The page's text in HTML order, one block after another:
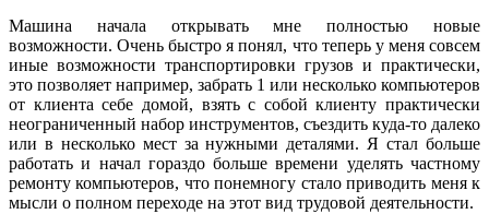
Машина начала открывать мне полностью новые
возможности. Очень быстро я понял, что теперь у меня совсем
иные возможности транспортировки грузов и практически,
это позволяет например, забрать 1 или несколько компьютеров
от клиента себе домой, взять с собой клиенту практически
неограниченный набор инструментов, съездить куда-то далеко
или в несколько мест за нужными деталями. Я стал больше
работать и начал гораздо больше времени уделять частному
ремонту компьютеров, что понемногу стало приводить меня к
мысли о полном переходе на этот вид трудовой деятельности.